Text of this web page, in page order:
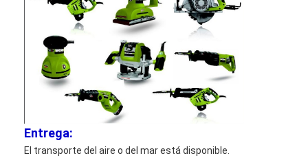
Entrega:
El transporte del aire o del mar está disponible.